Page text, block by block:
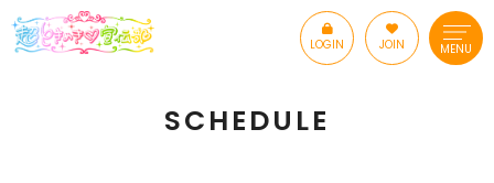
LOGIN JOIN MENU
SCHEDULE